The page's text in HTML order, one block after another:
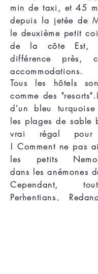
min de taxi, et 45
depuis la jetée de
le deuxième petit
de la côte Est,
différence près,
accommodations.
Tous les hôtels
comme des "resorts".
d'un bleu
les plages de sable
vrai régal
! Comment ne pas
les petits
dans les anémones
Cependant,
Perhentians,